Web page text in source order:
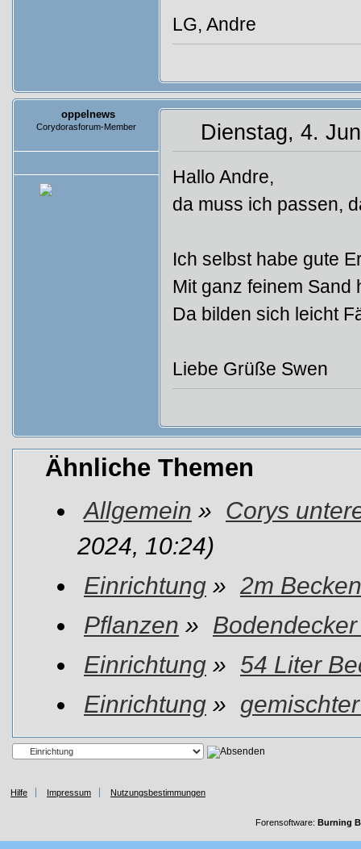
LG, Andre
oppelnews
Corydorasforum-Member Dienstag, 4.
Hallo Andre,
da muss ich passen,
Ich selbst habe gute
Mit ganz feinem Sand
Da bilden sich leicht
Liebe Grüße Swen
Ähnliche Themen
Allgemein » Corys
2024, 10:24)
Einrichtung » 2m
Pflanzen »
Einrichtung » 54 Liter
Einrichtung »
Hilfe Impressum Nutzungsbestimmungen
Forensoftware: Burning